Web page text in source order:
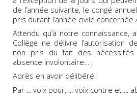
de l’année suivante, le congé
pris durant l’année civile concernée
Attendu qu’à notre connaissance,
Collège ne délivre l’autorisation
non pris du fait des nécessités
absence involontaire… ;
Après en avoir délibéré :
Par ... voix pour, ... voix contre et ...